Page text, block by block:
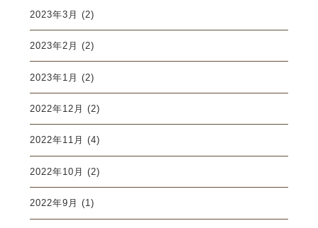
2023年3月 (2)
2023年2月 (2)
2023年1月 (2)
2022年12月 (2)
2022年11月 (4)
2022年10月 (2)
2022年9月 (1)